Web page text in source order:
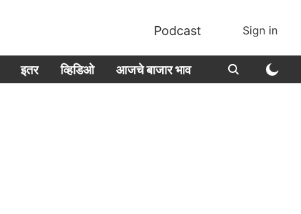
Podcast Sign in
इतर व्हिडिओ आजचे बाजार भाव